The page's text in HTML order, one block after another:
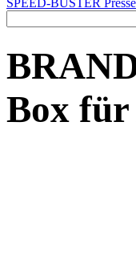
SPEED-BUSTER
Box